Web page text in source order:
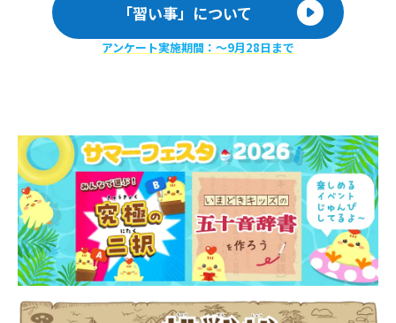
「習い事」について
アンケート実施期間：〜9月28日まで